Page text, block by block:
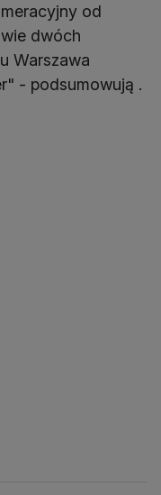
od
dwóch
Warszawa
- podsumowują .